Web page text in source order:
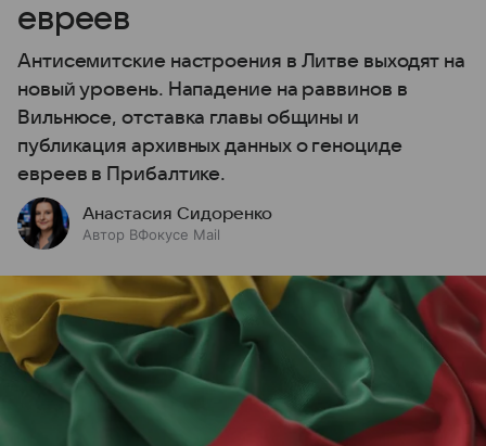
евреев
Антисемитские настроения в Литве выходят на
новый уровень. Нападение на раввинов в
Вильнюсе, отставка главы общины и
публикация архивных данных о геноциде
евреев в Прибалтике.
Анастасия Сидоренко
Автор ВФокусе Mail